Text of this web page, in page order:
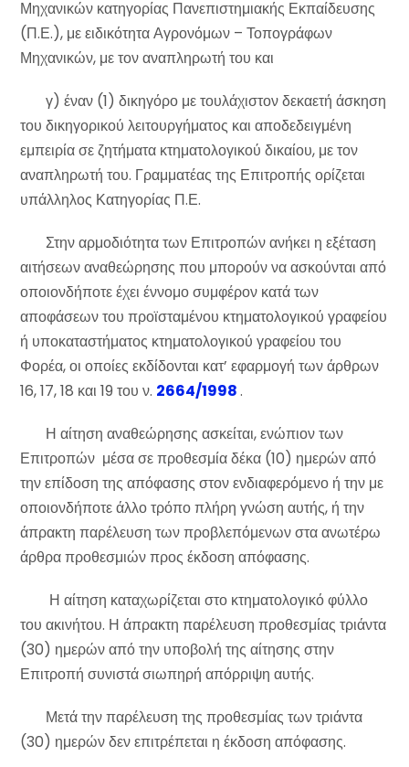
Μηχανικών κατηγορίας Πανεπιστημιακής Εκπαίδευσης
(Π.Ε.), με ειδικότητα Αγρονόμων – Τοπογράφων
Μηχανικών, με τον αναπληρωτή του και
γ) έναν (1) δικηγόρο με τουλάχιστον δεκαετή άσκηση
του δικηγορικού λειτουργήματος και αποδεδειγμένη
εμπειρία σε ζητήματα κτηματολογικού δικαίου, με τον
αναπληρωτή του. Γραμματέας της Επιτροπής ορίζεται
υπάλληλος Κατηγορίας Π.Ε.
Στην αρμοδιότητα των Επιτροπών ανήκει η εξέταση
αιτήσεων αναθεώρησης που μπορούν να ασκούνται από
οποιονδήποτε έχει έννομο συμφέρον κατά των
αποφάσεων του προϊσταμένου κτηματολογικού γραφείου
ή υποκαταστήματος κτηματολογικού γραφείου του
Φορέα, οι οποίες εκδίδονται κατ’ εφαρμογή των άρθρων
16, 17, 18 και 19 του ν. 2664/1998.
Η αίτηση αναθεώρησης ασκείται, ενώπιον των
Επιτροπών μέσα σε προθεσμία δέκα (10) ημερών από
την επίδοση της απόφασης στον ενδιαφερόμενο ή την με
οποιονδήποτε άλλο τρόπο πλήρη γνώση αυτής, ή την
άπρακτη παρέλευση των προβλεπόμενων στα ανωτέρω
άρθρα προθεσμιών προς έκδοση απόφασης.
Η αίτηση καταχωρίζεται στο κτηματολογικό φύλλο
του ακινήτου. Η άπρακτη παρέλευση προθεσμίας τριάντα
(30) ημερών από την υποβολή της αίτησης στην
Επιτροπή συνιστά σιωπηρή απόρριψη αυτής.
Μετά την παρέλευση της προθεσμίας των τριάντα
(30) ημερών δεν επιτρέπεται η έκδοση απόφασης.